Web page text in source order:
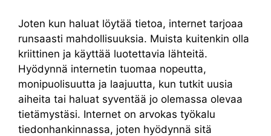
Joten kun haluat löytää tietoa, internet tarjoaa
runsaasti mahdollisuuksia. Muista kuitenkin olla
kriittinen ja käyttää luotettavia lähteitä.
Hyödynnä internetin tuomaa nopeutta,
monipuolisuutta ja laajuutta, kun tutkit uusia
aiheita tai haluat syventää jo olemassa olevaa
tietämystäsi. Internet on arvokas työkalu
tiedonhankinnassa, joten hyödynnä sitä